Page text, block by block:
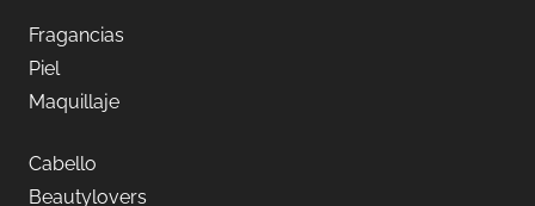
Fragancias
Piel
Maquillaje
Cabello
Beautylovers